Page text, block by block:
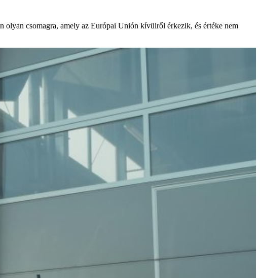
csomagra, amely az Európai Unión kívülről érkezik, és értéke nem